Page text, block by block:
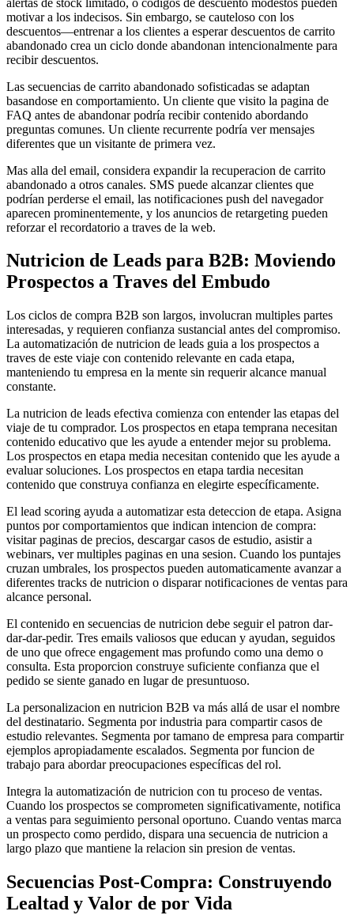
motivar a los indecisos. Sin embargo, se cauteloso con los
descuentos—entrenar a los clientes a esperar descuentos de carrito
abandonado crea un ciclo donde abandonan intencionalmente para
recibir descuentos.
Las secuencias de carrito abandonado sofisticadas se adaptan
basandose en comportamiento. Un cliente que visito la pagina de
FAQ antes de abandonar podría recibir contenido abordando
preguntas comunes. Un cliente recurrente podría ver mensajes
diferentes que un visitante de primera vez.
Mas alla del email, considera expandir la recuperacion de carrito
abandonado a otros canales. SMS puede alcanzar clientes que
podrían perderse el email, las notificaciones push del navegador
aparecen prominentemente, y los anuncios de retargeting pueden
reforzar el recordatorio a traves de la web.
Nutricion de Leads para B2B: Moviendo
Prospectos a Traves del Embudo
Los ciclos de compra B2B son largos, involucran multiples partes
interesadas, y requieren confianza sustancial antes del compromiso.
La automatización de nutricion de leads guia a los prospectos a
traves de este viaje con contenido relevante en cada etapa,
manteniendo tu empresa en la mente sin requerir alcance manual
constante.
La nutricion de leads efectiva comienza con entender las etapas del
viaje de tu comprador. Los prospectos en etapa temprana necesitan
contenido educativo que les ayude a entender mejor su problema.
Los prospectos en etapa media necesitan contenido que les ayude a
evaluar soluciones. Los prospectos en etapa tardia necesitan
contenido que construya confianza en elegirte específicamente.
El lead scoring ayuda a automatizar esta deteccion de etapa. Asigna
puntos por comportamientos que indican intencion de compra:
visitar paginas de precios, descargar casos de estudio, asistir a
webinars, ver multiples paginas en una sesion. Cuando los puntajes
cruzan umbrales, los prospectos pueden automaticamente avanzar a
diferentes tracks de nutricion o disparar notificaciones de ventas para
alcance personal.
El contenido en secuencias de nutricion debe seguir el patron dar-
dar-dar-pedir. Tres emails valiosos que educan y ayudan, seguidos
de uno que ofrece engagement mas profundo como una demo o
consulta. Esta proporcion construye suficiente confianza que el
pedido se siente ganado en lugar de presuntuoso.
La personalizacion en nutricion B2B va más allá de usar el nombre
del destinatario. Segmenta por industria para compartir casos de
estudio relevantes. Segmenta por tamano de empresa para compartir
ejemplos apropiadamente escalados. Segmenta por funcion de
trabajo para abordar preocupaciones específicas del rol.
Integra la automatización de nutricion con tu proceso de ventas.
Cuando los prospectos se comprometen significativamente, notifica
a ventas para seguimiento personal oportuno. Cuando ventas marca
un prospecto como perdido, dispara una secuencia de nutricion a
largo plazo que mantiene la relacion sin presion de ventas.
Secuencias Post-Compra: Construyendo
Lealtad y Valor de por Vida